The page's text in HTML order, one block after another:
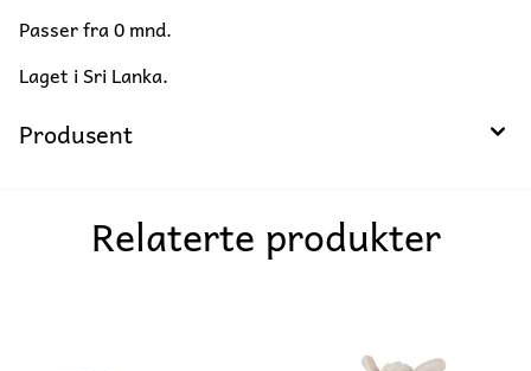
Passer fra 0 mnd.
Laget i Sri Lanka.
Produsent
Relaterte produkter